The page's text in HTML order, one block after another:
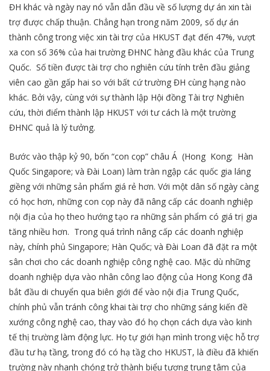
ĐH khác và ngày nay nó vẫn dẫn đầu về số lượng dự án xin tài
trợ được chấp thuận. Chẳng hạn trong năm 2009, số dự án
thành công trong việc xin tài trợ của HKUST đạt đến 47%, vượt
xa con số 36% của hai trường ĐHNC hàng đầu khác của Trung
Quốc. Số tiền được tài trợ cho nghiên cứu tính trên đầu giảng
viên cao gần gấp hai so với bất cứ trường ĐH cùng hạng nào
khác. Bởi vậy, cùng với sự thành lập Hội đồng Tài trợ Nghiên
cứu, thời điểm thành lập HKUST với tư cách là một trường
ĐHNC quả là lý tưởng.
Bước vào thập kỷ 90, bốn “con cọp” châu Á (Hong Kong; Hàn
Quốc Singapore; và Đài Loan) làm tràn ngập các quốc gia láng
giềng với những sản phẩm giá rẻ hơn. Với một dân số ngày càng
có học hơn, những con cọp này đã nâng cấp các doanh nghiệp
nội địa của họ theo hướng tạo ra những sản phẩm có giá trị gia
tăng nhiều hơn. Trong quá trình nâng cấp các doanh nghiệp
này, chính phủ Singapore; Hàn Quốc; và Đài Loan đã đặt ra một
sân chơi cho các doanh nghiệp công nghệ cao. Mặc dù những
doanh nghiệp dựa vào nhân công lao động của Hong Kong đã
bắt đầu di chuyển qua biên giới để vào nội địa Trung Quốc,
chính phủ vẫn tránh công khai tài trợ cho những sáng kiến đề
xướng công nghệ cao, thay vào đó họ chọn cách dựa vào kinh
tế thị trường làm động lực. Họ tự giới hạn mình trong việc hỗ trợ
đầu tư hạ tầng, trong đó có hạ tầg cho HKUST, là điều đã khiến
trường này nhanh chóng trở thành biểu tượng trung tâm của